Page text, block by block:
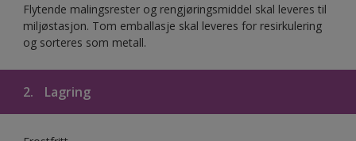
Flytende malingsrester og rengjøringsmiddel skal leveres til
miljøstasjon. Tom emballasje skal leveres for resirkulering
og sorteres som metall.
2. Lagring